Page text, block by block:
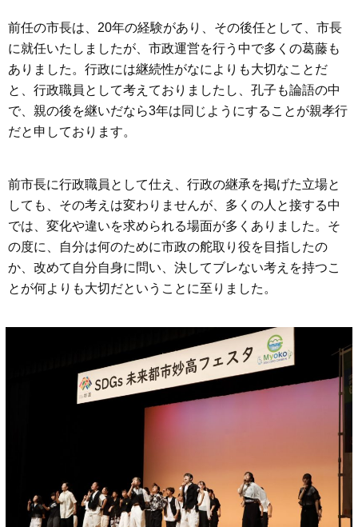
前任の市長は、20年の経験があり、その後任として、市長
に就任いたしましたが、市政運営を行う中で多くの葛藤も
ありました。行政には継続性がなによりも大切なことだ
と、行政職員として考えておりましたし、孔子も論語の中
で、親の後を継いだなら3年は同じようにすることが親孝行
だと申しております。
前市長に行政職員として仕え、行政の継承を掲げた立場と
しても、その考えは変わりませんが、多くの人と接する中
では、変化や違いを求められる場面が多くありました。そ
の度に、自分は何のために市政の舵取り役を目指したの
か、改めて自分自身に問い、決してブレない考えを持つこ
とが何よりも大切だということに至りました。